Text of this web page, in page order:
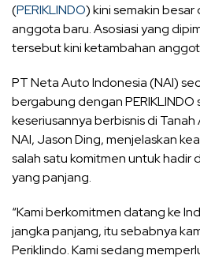
(PERIKLINDO) kini semakin
anggota baru. Asosiasi yang
tersebut kini ketambahan
PT Neta Auto Indonesia (NAI)
bergabung dengan PERIKLINDO
keseriusannya berbisnis di
NAI, Jason Ding, menjelaskan
salah satu komitmen untuk hadir
yang panjang.
“Kami berkomitmen datang ke
jangka panjang, itu sebabnya
Periklindo. Kami sedang